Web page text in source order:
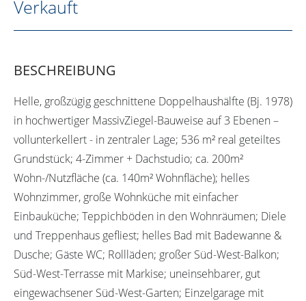
Verkauft
BESCHREIBUNG
Helle, großzügig geschnittene Doppelhaushälfte (Bj. 1978)
in hochwertiger MassivZiegel-Bauweise auf 3 Ebenen –
vollunterkellert - in zentraler Lage; 536 m² real geteiltes
Grundstück; 4-Zimmer + Dachstudio; ca. 200m²
Wohn-/Nutzfläche (ca. 140m² Wohnfläche); helles
Wohnzimmer, große Wohnküche mit einfacher
Einbauküche; Teppichböden in den Wohnräumen; Diele
und Treppenhaus gefliest; helles Bad mit Badewanne &
Dusche; Gäste WC; Rollläden; großer Süd-West-Balkon;
Süd-West-Terrasse mit Markise; uneinsehbarer, gut
eingewachsener Süd-West-Garten; Einzelgarage mit